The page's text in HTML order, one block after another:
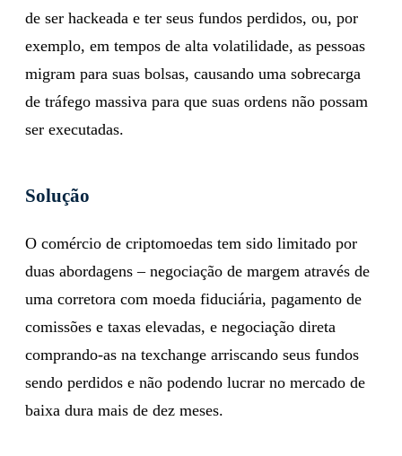
de ser hackeada e ter seus fundos perdidos, ou, por
exemplo, em tempos de alta volatilidade, as pessoas
migram para suas bolsas, causando uma sobrecarga
de tráfego massiva para que suas ordens não possam
ser executadas.
Solução
O comércio de criptomoedas tem sido limitado por
duas abordagens – negociação de margem através de
uma corretora com moeda fiduciária, pagamento de
comissões e taxas elevadas, e negociação direta
comprando-as na texchange arriscando seus fundos
sendo perdidos e não podendo lucrar no mercado de
baixa dura mais de dez meses.